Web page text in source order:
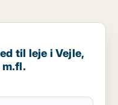
i Vejle, Juelsminde eller
til leje i Vejle,
m.fl.